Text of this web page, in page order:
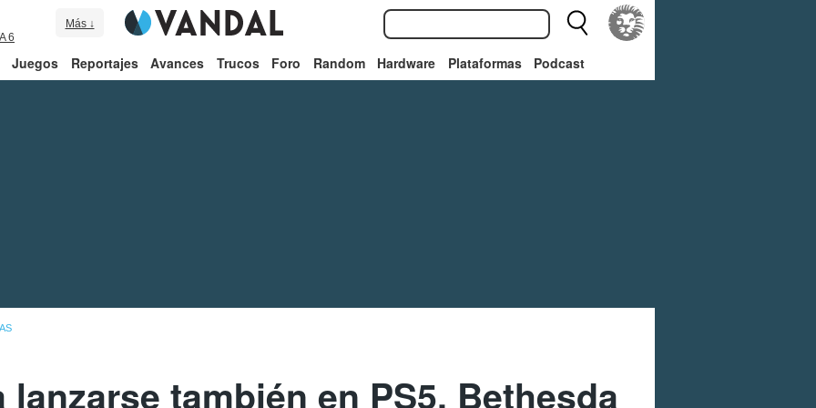
6
Más ↓
Juegos Reportajes Avances Trucos Foro Random Hardware Plataformas Podcast
lanzarse también en PS5, Bethesda